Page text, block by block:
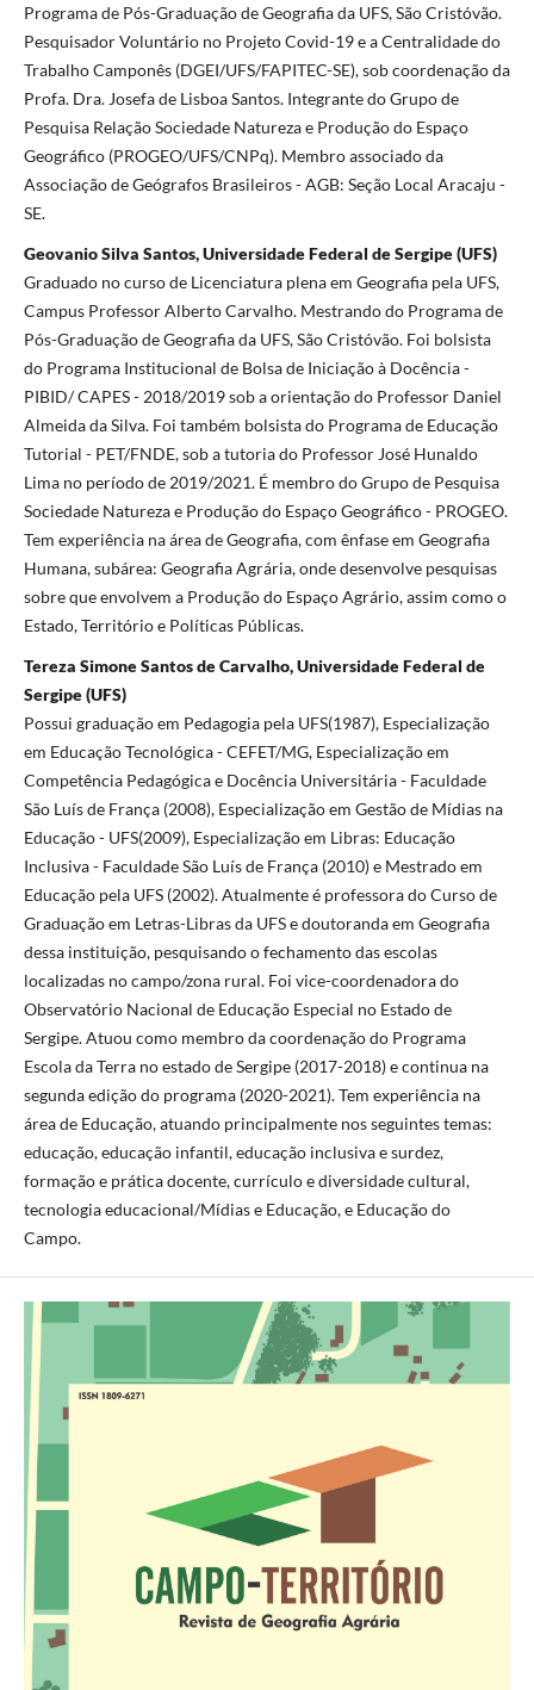
Programa de Pós-Graduação de Geografia da UFS, São Cristóvão.
Pesquisador Voluntário no Projeto Covid-19 e a Centralidade do
Trabalho Camponês (DGEI/UFS/FAPITEC-SE), sob coordenação da
Profa. Dra. Josefa de Lisboa Santos. Integrante do Grupo de
Pesquisa Relação Sociedade Natureza e Produção do Espaço
Geográfico (PROGEO/UFS/CNPq). Membro associado da
Associação de Geógrafos Brasileiros - AGB: Seção Local Aracaju -
SE.
Geovanio Silva Santos, Universidade Federal de Sergipe (UFS)
Graduado no curso de Licenciatura plena em Geografia pela UFS,
Campus Professor Alberto Carvalho. Mestrando do Programa de
Pós-Graduação de Geografia da UFS, São Cristóvão. Foi bolsista
do Programa Institucional de Bolsa de Iniciação à Docência -
PIBID/ CAPES - 2018/2019 sob a orientação do Professor Daniel
Almeida da Silva. Foi também bolsista do Programa de Educação
Tutorial - PET/FNDE, sob a tutoria do Professor José Hunaldo
Lima no período de 2019/2021. É membro do Grupo de Pesquisa
Sociedade Natureza e Produção do Espaço Geográfico - PROGEO.
Tem experiência na área de Geografia, com ênfase em Geografia
Humana, subárea: Geografia Agrária, onde desenvolve pesquisas
sobre que envolvem a Produção do Espaço Agrário, assim como o
Estado, Território e Políticas Públicas.
Tereza Simone Santos de Carvalho, Universidade Federal de
Sergipe (UFS)
Possui graduação em Pedagogia pela UFS(1987), Especialização
em Educação Tecnológica - CEFET/MG, Especialização em
Competência Pedagógica e Docência Universitária - Faculdade
São Luís de França (2008), Especialização em Gestão de Mídias na
Educação - UFS(2009), Especialização em Libras: Educação
Inclusiva - Faculdade São Luís de França (2010) e Mestrado em
Educação pela UFS (2002). Atualmente é professora do Curso de
Graduação em Letras-Libras da UFS e doutoranda em Geografia
dessa instituição, pesquisando o fechamento das escolas
localizadas no campo/zona rural. Foi vice-coordenadora do
Observatório Nacional de Educação Especial no Estado de
Sergipe. Atuou como membro da coordenação do Programa
Escola da Terra no estado de Sergipe (2017-2018) e continua na
segunda edição do programa (2020-2021). Tem experiência na
área de Educação, atuando principalmente nos seguintes temas:
educação, educação infantil, educação inclusiva e surdez,
formação e prática docente, currículo e diversidade cultural,
tecnologia educacional/Mídias e Educação, e Educação do
Campo.